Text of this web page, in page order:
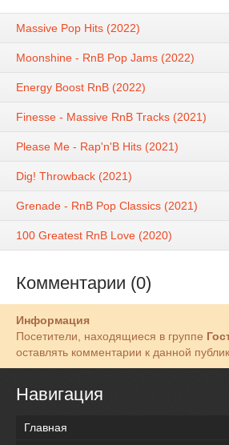
Massive Pop Hits (2022)
Moonshine - RnB Pop Jams (2022)
Energy Boost RnB (2022)
Finesse - Massive RnB Tracks (2021)
Please Me - Rap'n'B Hits (2021)
Dig! Throwback (2021)
Grenade - RnB Pop Classics (2021)
100 Greatest RnB Love (2020)
Комментарии (0)
Информация
Посетители, находящиеся в группе
оставлять комментарии к данной
Навигация
Главная